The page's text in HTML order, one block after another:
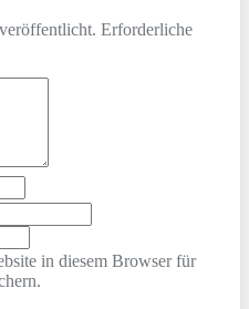
Erforderliche
in diesem Browser für